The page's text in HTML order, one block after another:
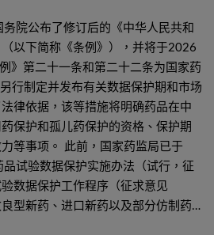
院公布了修订后的《中华人民共和
以下简称《条例》），并将于2026
》第二十一条和第二十二条为国家药
行制定并发布有关数据保护期和市场
律依据，该等措施将明确药品在中
保护和孤儿药保护的资格、保护期
等事项。 此前，国家药监局已于
试验数据保护实施办法（试行，征
数据保护工作程序（征求意见
型新药、进口新药以及部分仿制药…